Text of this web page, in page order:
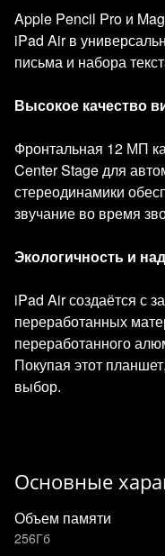
Apple Pencil Pro и
iPad Air в
письма и набора
Высокое качество
Фронтальная 12 МП
Center Stage для
стереодинамики
звучание во время
Экологичность и
iPad Air создаётся с
переработанных
переработанного
Покупая этот
выбор.
Основные
Объем памяти
256Гб